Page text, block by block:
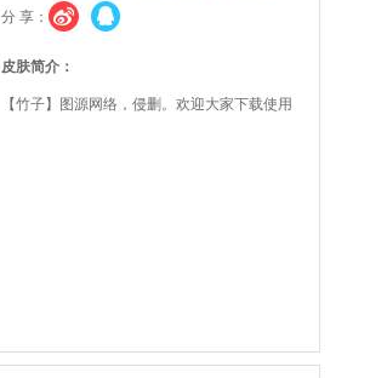
分 享：
皮肤简介：
【竹子】图源网络，侵删。欢迎大家下载使用